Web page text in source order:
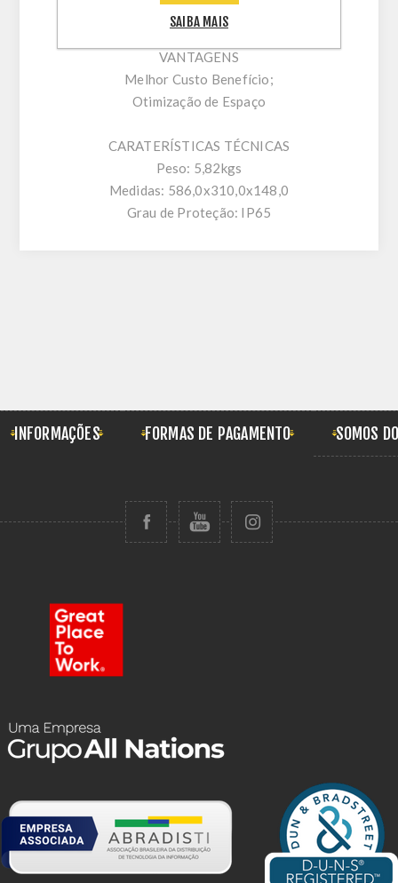
•Deye trifásico 380V: 25k, 30k, 50k, 60k
VANTAGENS
Melhor Custo Benefício;
Otimização de Espaço
CARATERÍSTICAS TÉCNICAS
Peso: 5,82kgs
Medidas: 586,0x310,0x148,0
Grau de Proteção: IP65
INFORMAÇÕES FORMAS DE PAGAMENTO SOMOS
SAIBA MAIS